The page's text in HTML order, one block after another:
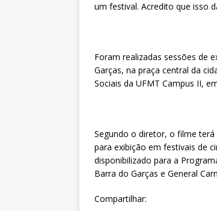
um festival. Acredito que isso
Foram realizadas sessões de
Garças, na praça central da
Sociais da UFMT Campus II,
Segundo o diretor, o filme
para exibição em festivais de
disponibilizado para a
Barra do Garças e General
Compartilhar: